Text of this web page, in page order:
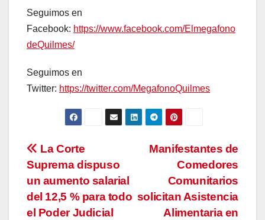
Seguimos en
Facebook: https://www.facebook.com/Elmegafono
deQuilmes/
Seguimos en
Twitter: https://twitter.com/MegafonoQuilmes
Navegación
de
entradas
Manifestantes de
Comedores
Comunitarios
solicitan Asistencia
Alimentaria en
La Corte
Suprema dispuso
un aumento salarial
del 12,5 % para todo
el Poder Judicial